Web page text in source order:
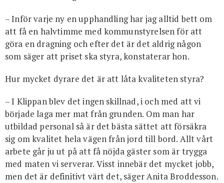
– Inför varje ny en upphandling har jag alltid bett om
att få en halvtimme med kommunstyrelsen för att
göra en dragning och efter det är det aldrig någon
som säger att priset ska styra, konstaterar hon.
Hur mycket dyrare det är att låta kvaliteten styra?
– I Klippan blev det ingen skillnad, i och med att vi
började laga mer mat från grunden. Om man har
utbildad personal så är det bästa sättet att försäkra
sig om kvalitet hela vägen från jord till bord. Allt vårt
arbete går ju ut på att få nöjda gäster som är trygga
med maten vi serverar. Visst innebär det mycket jobb,
men det är definitivt värt det, säger Anita Broddesson.